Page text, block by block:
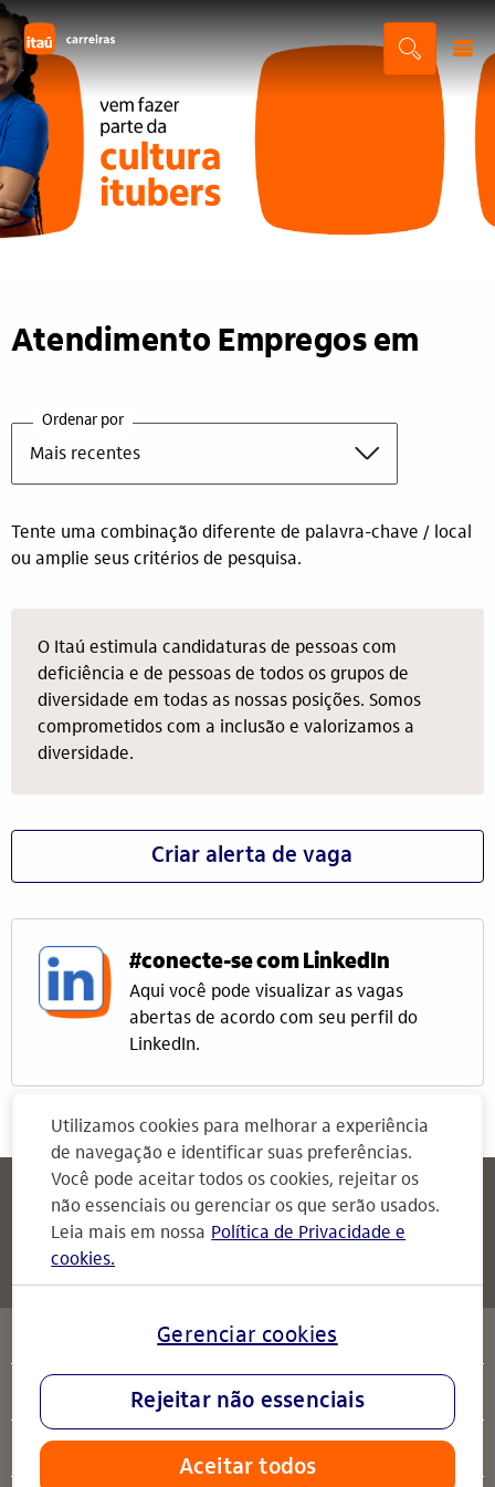
Ordenar por
Atendimento Empregos em
Tente uma combinação diferente de palavra-chave / local
ou amplie seus critérios de pesquisa.
O Itaú estimula candidaturas de pessoas com
deficiência e de pessoas de todos os grupos de
diversidade em todas as nossas posições. Somos
comprometidos com a inclusão e valorizamos a
diversidade.
Criar alerta de vaga
#conecte-se com LinkedIn
Aqui você pode visualizar as vagas
abertas de acordo com seu perfil do
LinkedIn.
Itaú
Attendimento Itaú
Para Empresas
Attendimento Itaú
sobre o Itaú
ajuda
Utilizamos cookies para melhorar a experiência
de navegação e identificar suas preferências.
Você pode aceitar todos os cookies, rejeitar os
não essenciais ou gerenciar os que serão usados.
Leia mais em nossa Política de Privacidade e
cookies.
Gerenciar cookies
Rejeitar não essenciais
Aceitar todos